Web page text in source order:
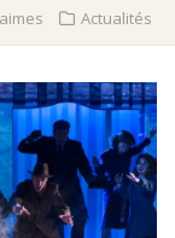
Actualités